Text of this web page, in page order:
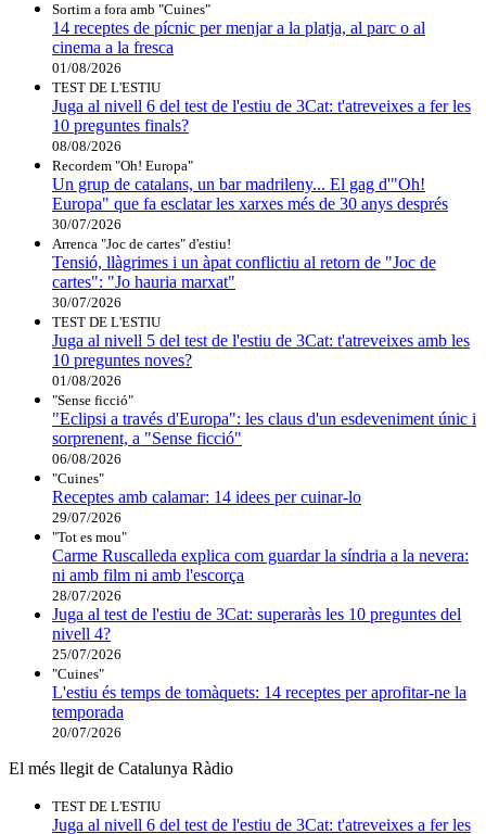
Sortim a fora amb "Cuines"
14 receptes de pícnic per menjar a la platja, al parc o al
cinema a la fresca
01/08/2026
TEST DE L'ESTIU
Juga al nivell 6 del test de l'estiu de 3Cat: t'atreveixes a fer les
10 preguntes finals?
08/08/2026
Recordem "Oh! Europa"
Un grup de catalans, un bar madrileny... El gag d'"Oh!
Europa" que fa esclatar les xarxes més de 30 anys després
30/07/2026
Arrenca "Joc de cartes" d'estiu!
Tensió, llàgrimes i un àpat conflictiu al retorn de "Joc de
cartes": "Jo hauria marxat"
30/07/2026
TEST DE L'ESTIU
Juga al nivell 5 del test de l'estiu de 3Cat: t'atreveixes amb les
10 preguntes noves?
01/08/2026
"Sense ficció"
"Eclipsi a través d'Europa": les claus d'un esdeveniment únic i
sorprenent, a "Sense ficció"
06/08/2026
"Cuines"
Receptes amb calamar: 14 idees per cuinar-lo
29/07/2026
"Tot es mou"
Carme Ruscalleda explica com guardar la síndria a la nevera:
ni amb film ni amb l'escorça
28/07/2026
Juga al test de l'estiu de 3Cat: superaràs les 10 preguntes del
nivell 4?
25/07/2026
"Cuines"
L'estiu és temps de tomàquets: 14 receptes per aprofitar-ne la
temporada
20/07/2026
El més llegit de Catalunya Ràdio
TEST DE L'ESTIU
Juga al nivell 6 del test de l'estiu de 3Cat: t'atreveixes a fer les